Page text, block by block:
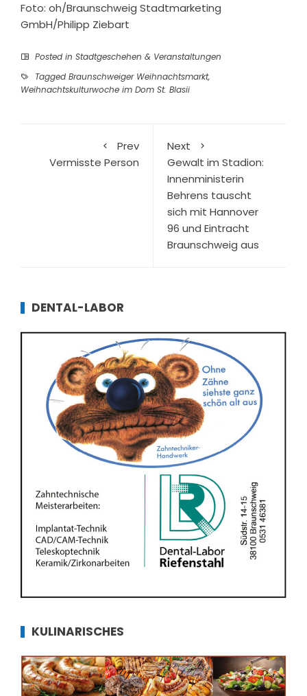
Foto: oh/Braunschweig Stadtmarketing
GmbH/Philipp Ziebart
Posted in Stadtgeschehen & Veranstaltungen
Tagged Braunschweiger Weihnachtsmarkt,
Weihnachtskulturwoche im Dom St. Blasii
Prev
Vermisste Person
Next
Gewalt im Stadion:
Innenministerin
Behrens tauscht
sich mit Hannover
96 und Eintracht
Braunschweig aus
DENTAL-LABOR
KULINARISCHES